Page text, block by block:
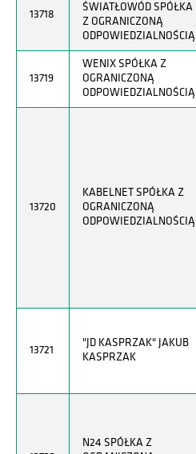
13718
ŚWIATŁOWÓD SPÓŁKA
Z OGRANICZONĄ
ODPOWIEDZIALNOŚCIĄ
13719
WENIX SPÓŁKA Z
OGRANICZONĄ
ODPOWIEDZIALNOŚCIĄ
13720
KABELNET SPÓŁKA Z
OGRANICZONĄ
ODPOWIEDZIALNOŚCIĄ
13721
"JD KASPRZAK" JAKUB
KASPRZAK
N24 SPÓŁKA Z